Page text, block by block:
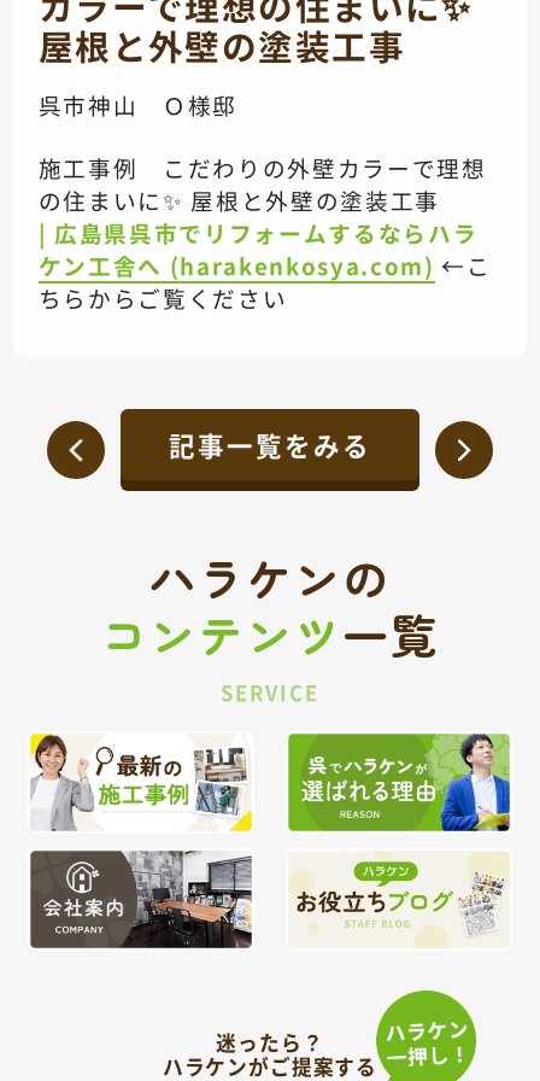
屋根と外壁の塗装工事
呉市神山 Ｏ様邸
施工事例 こだわりの外壁カラーで理想
の住まいに✨ 屋根と外壁の塗装工事
| 広島県呉市でリフォームするならハラ
ケン工舎へ (harakenkosya.com) ←こ
ちらからご覧ください
記事一覧をみる
ハラケンの
コンテンツ一覧
SERVICE
迷ったら？
ハラケンがご提案する